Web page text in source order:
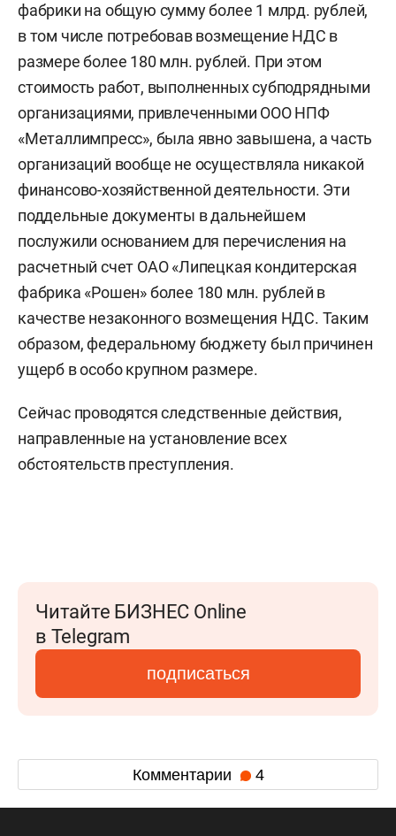
фабрики на общую сумму более 1 млрд. рублей,
в том числе потребовав возмещение НДС в
размере более 180 млн. рублей. При этом
стоимость работ, выполненных субподрядными
организациями, привлеченными ООО НПФ
«Металлимпресс», была явно завышена, а часть
организаций вообще не осуществляла никакой
финансово-хозяйственной деятельности. Эти
поддельные документы в дальнейшем
послужили основанием для перечисления на
расчетный счет ОАО «Липецкая кондитерская
фабрика «Рошен» более 180 млн. рублей в
качестве незаконного возмещения НДС. Таким
образом, федеральному бюджету был причинен
ущерб в особо крупном размере.
Сейчас проводятся следственные действия,
направленные на установление всех
обстоятельств преступления.
Читайте БИЗНЕС Online
в Telegram
подписаться
Комментарии 4